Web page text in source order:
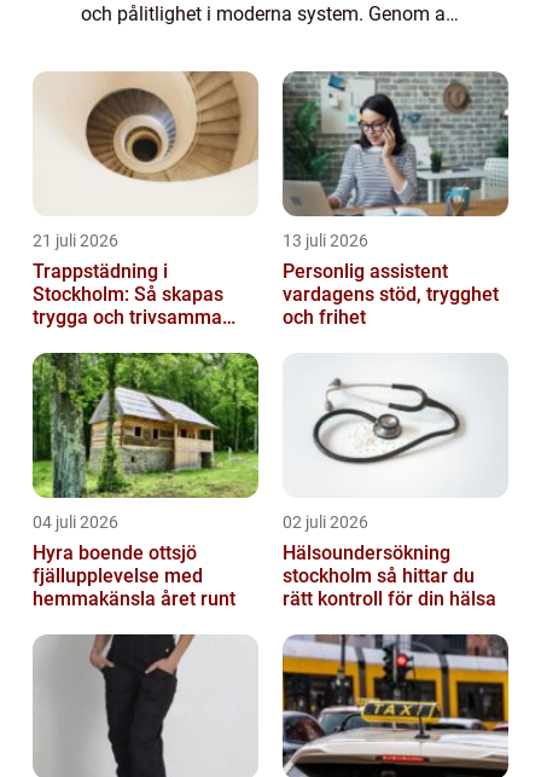
och pålitlighet i moderna system. Genom att
21 juli 2026
Trappstädning i
Stockholm: Så skapas
trygga och trivsamma
13 juli 2026
Personlig assistent
vardagens stöd, trygghet
och frihet
04 juli 2026
Hyra boende ottsjö
fjällupplevelse med
hemmakänsla året runt
02 juli 2026
Hälsoundersökning
stockholm så hittar du
rätt kontroll för din hälsa